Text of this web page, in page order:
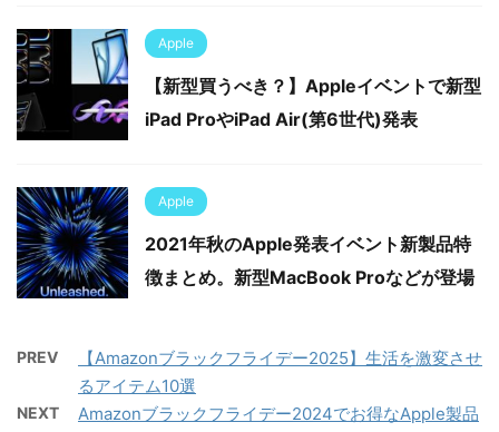
Apple
【新型買うべき？】Appleイベントで新型
iPad ProやiPad Air(第6世代)発表
Apple
2021年秋のApple発表イベント新製品特
徴まとめ。新型MacBook Proなどが登場
PREV
【Amazonブラックフライデー2025】生活を激変させ
るアイテム10選
NEXT
Amazonブラックフライデー2024でお得なApple製品